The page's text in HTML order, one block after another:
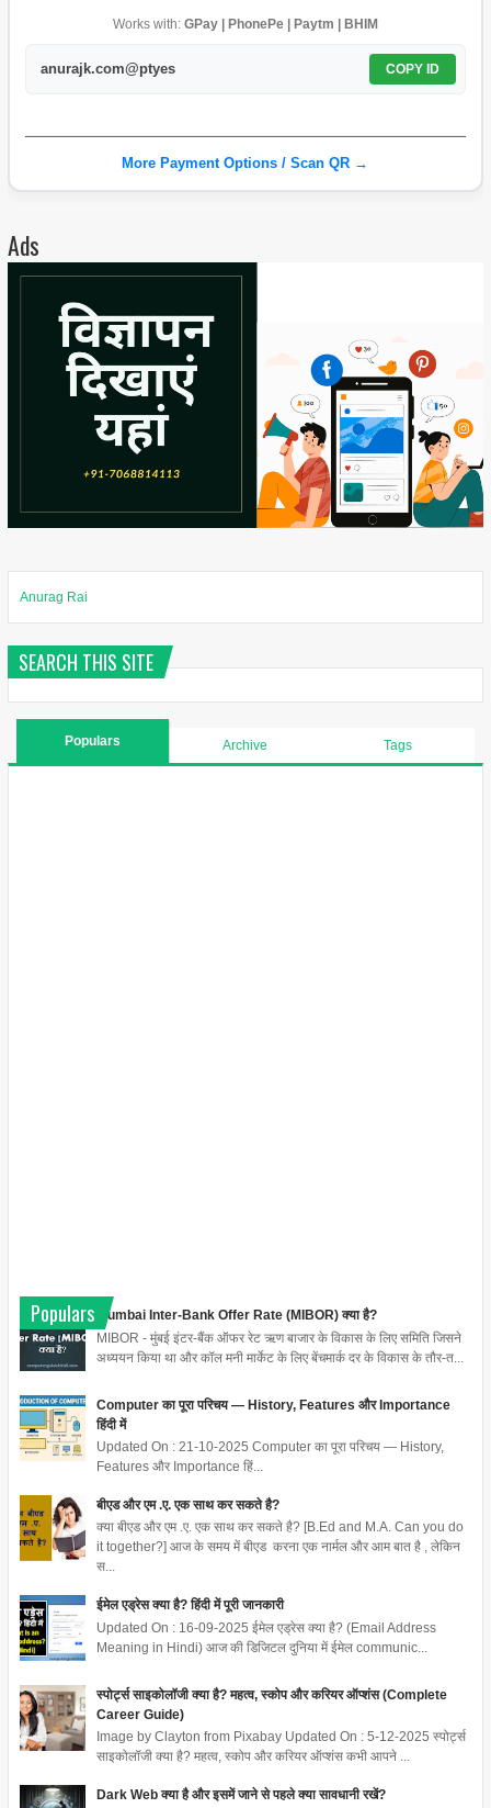
Works with: GPay | PhonePe | Paytm | BHIM
anurajk.com@ptyes COPY ID
More Payment Options / Scan QR →
Ads
Anurag Rai
SEARCH THIS SITE
Populars Archive Tags
Populars
Mumbai Inter-Bank Offer Rate (MIBOR) क्या है?
MIBOR - मुंबई इंटर-बैंक ऑफर रेट ऋण बाजार के विकास के लिए समिति जिसने
अध्ययन किया था और कॉल मनी मार्केट के लिए बेंचमार्क दर के विकास के तौर-त...
Computer का पूरा परिचय — History, Features और Importance
हिंदी में
Updated On : 21-10-2025 Computer का पूरा परिचय — History,
Features और Importance हिं...
बीएड और एम .ए. एक साथ कर सकते है?
क्या बीएड और एम .ए. एक साथ कर सकते है? [B.Ed and M.A. Can you do
it together?] आज के समय में बीएड करना एक नार्मल और आम बात है , लेकिन
स...
ईमेल एड्रेस क्या है? हिंदी में पूरी जानकारी
Updated On : 16-09-2025 ईमेल एड्रेस क्या है? (Email Address
Meaning in Hindi) आज की डिजिटल दुनिया में ईमेल communic...
स्पोर्ट्स साइकोलॉजी क्या है? महत्व, स्कोप और करियर ऑप्शंस (Complete
Career Guide)
Image by Clayton from Pixabay Updated On : 5-12-2025 स्पोर्ट्स
साइकोलॉजी क्या है? महत्व, स्कोप और करियर ऑप्शंस कभी आपने ...
Dark Web क्या है और इसमें जाने से पहले क्या सावधानी रखें?